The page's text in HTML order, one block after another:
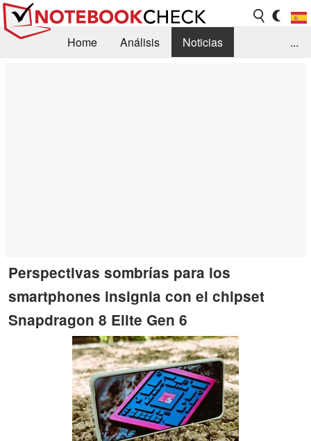
Home Análisis
Noticias
...
Perspectivas sombrías para los
smartphones insignia con el chipset
Snapdragon 8 Elite Gen 6